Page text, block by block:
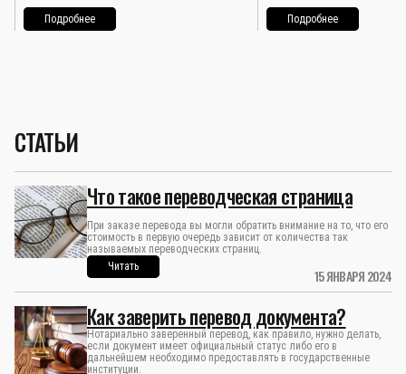
Подробнее Подробнее
СТАТЬИ
15 ЯНВАРЯ 2024
Что такое переводческая страница
При заказе перевода вы могли обратить внимание на то, что его
стоимость в первую очередь зависит от количества так
называемых переводческих страниц.
Читать
Как заверить перевод документа?
Нотариально заверенный перевод, как правило, нужно делать,
если документ имеет официальный статус либо его в
дальнейшем необходимо предоставлять в государственные
институции.